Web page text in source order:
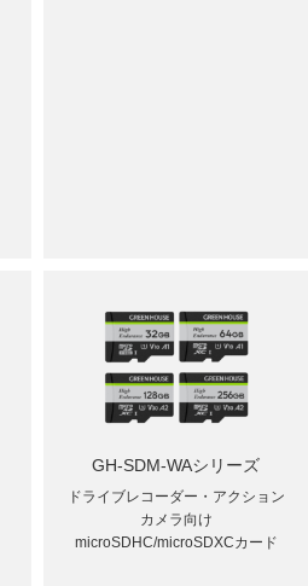
GH-SDM-WAシリーズ
ドライブレコーダー・アクション
カメラ向け
microSDHC/microSDXCカード